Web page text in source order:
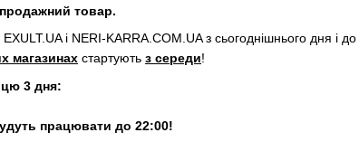
товар.
і NERI-KARRA.COM.UA з сьогоднішнього дня і
магазинах стартують з середи!
3 дня:
працювати до 22:00!